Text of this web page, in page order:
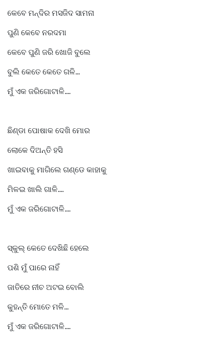
କେବେ ମନ୍ଦିର ମସଜିଦ ସାମନା
ପୁଣି କେବେ ନରଦମା
କେବେ ପୁଣି ଜରି ଖୋଜି ବୁଲେ
ବୁଲି କେତେ କେତେ ଗଳି...
ମୁଁ ଏକ ଜରିଗୋଟାଳି....
ଛିଣ୍ଡା ପୋଷାକ ଦେଖି ମୋର
ଲୋକେ ଦିଅନ୍ତି ହସି
ଖାଇବାକୁ ମାଗିଲେ ଗଣ୍ଡେ କାହାକୁ
ମିଳଇ ଖାଲି ଗାଳି....
ମୁଁ ଏକ ଜରିଗୋଟାଳି....
ସ୍କୁଲ୍ କେତେ ଦେଖିଛି ହେଲେ
ପଶି ମୁଁ ପାରେ ନାହିଁ
ଜାତିରେ ନୀଚ ଅଟଇ ବୋଲି
କୁହନ୍ତି ମୋତେ ମଳି...
ମୁଁ ଏକ ଜରିଗୋଟାଳି....